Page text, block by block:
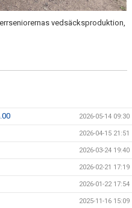
vedsäcksproduktion,
2026-05-14 09:30
2026-04-15 21:51
2026-03-24 19:40
2026-02-21 17:19
2026-01-22 17:54
2025-11-16 15:09